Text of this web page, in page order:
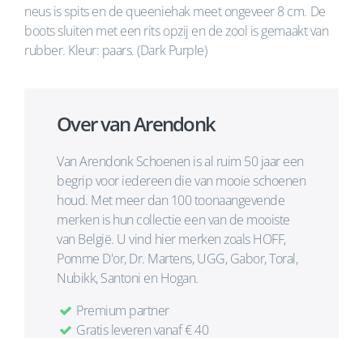
neus is spits en de queeniehak meet ongeveer 8 cm. De
boots sluiten met een rits opzij en de zool is gemaakt van
rubber. Kleur: paars. (Dark Purple)
Over van Arendonk
Van Arendonk Schoenen is al ruim 50 jaar een
begrip voor iedereen die van mooie schoenen
houd. Met meer dan 100 toonaangevende
merken is hun collectie een van de mooiste
van België. U vind hier merken zoals HOFF,
Pomme D'or, Dr. Martens, UGG, Gabor, Toral,
Nubikk, Santoni en Hogan.
Premium partner
Gratis leveren vanaf € 40